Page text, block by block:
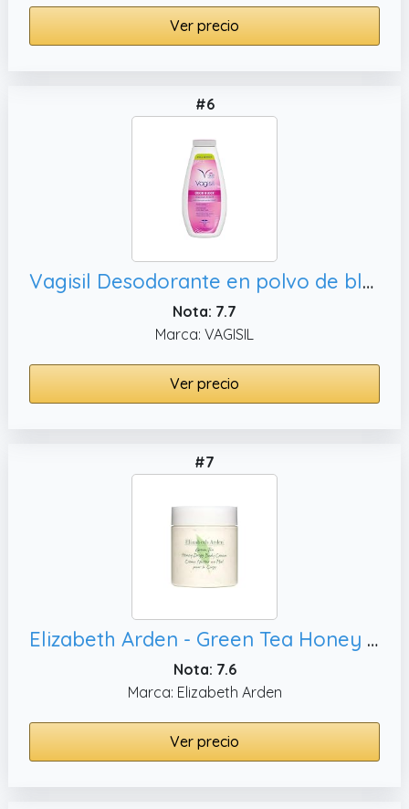
Ver precio
#6
Vagisil Desodorante en polvo de bloque de olor, 8 onzas
Nota: 7.7
Marca: VAGISIL
Ver precio
#7
Elizabeth Arden - Green Tea Honey Drops, 500 ml
Nota: 7.6
Marca: Elizabeth Arden
Ver precio